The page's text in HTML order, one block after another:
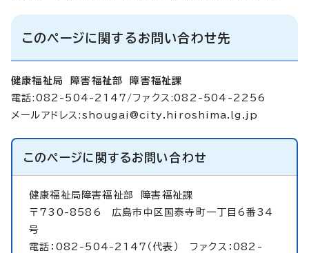
このページに関するお問い合わせ先
健康福祉局 障害福祉部 障害福祉課
電話:082-504-2147/ファクス:082-504-2256
メールアドレス: shougai@city.hiroshima.lg.jp
このページに関するお問い合わせ
健康福祉局障害福祉部
障害福祉課
〒730-8586 広島市中区国泰寺町一丁目6番34
号
電話：082-504-2147（代表） ファクス：082-